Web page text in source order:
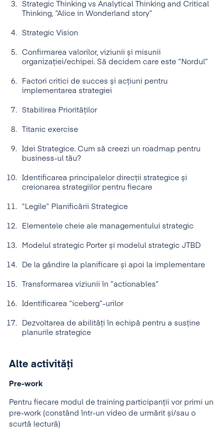
Strategic Thinking vs Analytical Thinking and Critical
Thinking, “Alice in Wonderland story”
Strategic Vision
Confirmarea valorilor, viziunii și misunii
organizației/echipei. Să decidem care este “Nordul”
Factori critici de succes și acțiuni pentru
implementarea strategiei
Stabilirea Priorităților
Titanic exercise
Idei Strategice. Cum să creezi un roadmap pentru
business-ul tău?
Identificarea principalelor direcții strategice și
creionarea strategiilor pentru fiecare
“Legile” Planificării Strategice
Elementele cheie ale managementului strategic
Modelul strategic Porter și modelul strategic JTBD
De la gândire la planificare și apoi la implementare
Transformarea viziunii în “actionables”
Identificarea “iceberg”-urilor
Dezvoltarea de abilități în echipă pentru a susține
planurile strategice
Alte activități
Pre-work
Pentru fiecare modul de training participanții vor primi un
pre-work (constând într-un video de urmărit și/sau o
scurtă lectură)